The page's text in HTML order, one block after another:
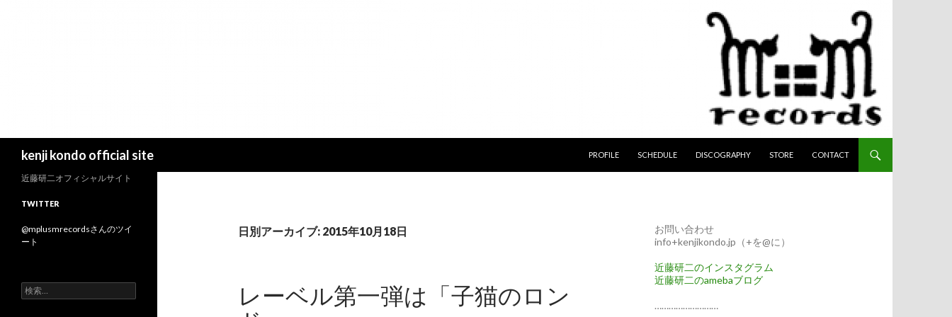
kenji kondo official site
PROFILE
SCHEDULE DISCOGRAPHY STORE CONTACT
日別アーカイブ: 2015年10月18日
レーベル第一弾は「子猫のロン
お問い合わせ
info+kenjikondo.jp（+を@に）
近藤研二のインスタグラム
近藤研二のamebaブログ
………………………
近藤研二オフィシャルサイト
TWITTER
@mplusmrecordsさんのツイ
ート
検
索